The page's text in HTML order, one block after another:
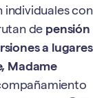
individuales con
de pensión
a lugares
Madame